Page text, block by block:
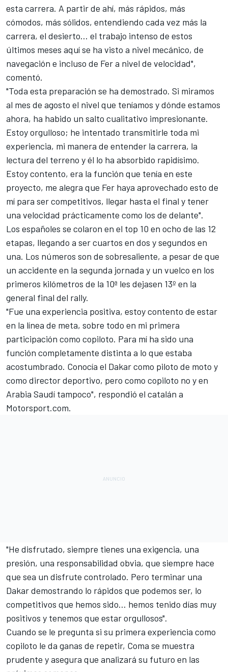
esta carrera. A partir de ahí, más rápidos, más
cómodos, más sólidos, entendiendo cada vez más la
carrera, el desierto... el trabajo intenso de estos
últimos meses aquí se ha visto a nivel mecánico, de
navegación e incluso de Fer a nivel de velocidad",
comentó.
"Toda esta preparación se ha demostrado. Si miramos
al mes de agosto el nivel que teníamos y dónde estamos
ahora, ha habido un salto cualitativo impresionante.
Estoy orgulloso; he intentado transmitirle toda mi
experiencia, mi manera de entender la carrera, la
lectura del terreno y él lo ha absorbido rapidísimo.
Estoy contento, era la función que tenía en este
proyecto, me alegra que Fer haya aprovechado esto de
mí para ser competitivos, llegar hasta el final y tener
una velocidad prácticamente como los de delante".
Los españoles se colaron en el top 10 en ocho de las 12
etapas, llegando a ser cuartos en dos y segundos en
una. Los números son de sobresaliente, a pesar de que
un accidente en la segunda jornada y un vuelco en los
primeros kilómetros de la 10ª les dejasen 13º en la
general final del rally.
"Fue una experiencia positiva, estoy contento de estar
en la línea de meta, sobre todo en mi primera
participación como copiloto. Para mí ha sido una
función completamente distinta a lo que estaba
acostumbrado. Conocía el Dakar como piloto de moto y
como director deportivo, pero como copiloto no y en
Arabia Saudí tampoco", respondió el catalán a
Motorsport.com.
"He disfrutado, siempre tienes una exigencia, una
presión, una responsabilidad obvia, que siempre hace
que sea un disfrute controlado. Pero terminar una
Dakar demostrando lo rápidos que podemos ser, lo
competitivos que hemos sido... hemos tenido días muy
positivos y tenemos que estar orgullosos".
Cuando se le pregunta si su primera experiencia como
copiloto le da ganas de repetir, Coma se muestra
prudente y asegura que analizará su futuro en las